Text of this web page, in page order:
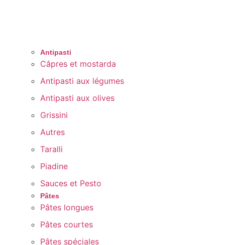
Antipasti
Câpres et mostarda
Antipasti aux légumes
Antipasti aux olives
Grissini
Autres
Taralli
Piadine
Sauces et Pesto
Pâtes
Pâtes longues
Pâtes courtes
Pâtes spéciales